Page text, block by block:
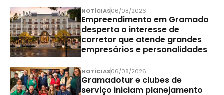
NOTÍCIAS06/08/2026
Empreendimento em Gramado
desperta o interesse de
corretor que atende grandes
empresários e personalidades
NOTÍCIAS06/08/2026
Gramadotur e clubes de
serviço iniciam planejamento